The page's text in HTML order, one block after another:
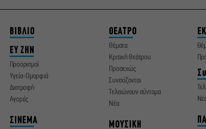
ΒΙΒΛΙΟ
ΕΥ ΖΗΝ
Προορισμοί
Υγεία-Ομορφιά
Διατροφή
Αγορές
ΣΙΝΕΜΑ
ΘΕΑΤΡΟ
Θέματα
Κριτική Θεάτρου
Προσεχώς
Συνεχίζονται
Τελειώνουν σύντομα
Νέα
ΜΟΥΣΙΚΗ